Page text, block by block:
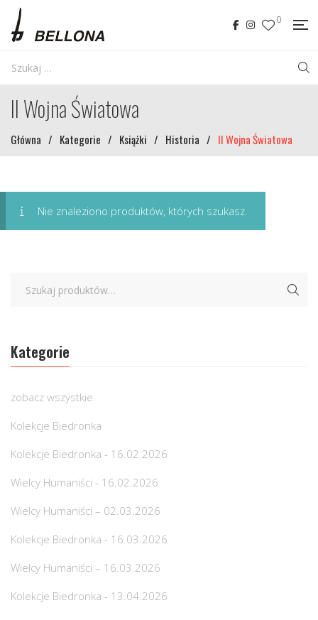
0
II Wojna Światowa
Główna / Kategorie / Książki / Historia / II Wojna Światowa
Nie znaleziono produktów, których szukasz.
Kategorie
zobacz wszystkie
Kolekcje Biedronka
Kolekcje Biedronka - 16.02.2026
Wielcy Humaniści - 16.02.2026
Wielcy Humaniści – 02.03.2026
Kolekcje Biedronka - 16.03.2026
Wielcy Humaniści – 16.03.2026
Kolekcje Biedronka - 13.04.2026